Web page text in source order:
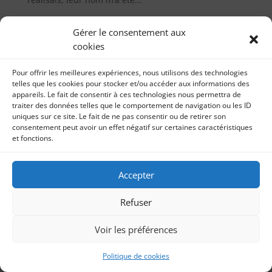
Gérer le consentement aux
cookies
Pour offrir les meilleures expériences, nous utilisons des technologies
telles que les cookies pour stocker et/ou accéder aux informations des
appareils. Le fait de consentir à ces technologies nous permettra de
traiter des données telles que le comportement de navigation ou les ID
uniques sur ce site. Le fait de ne pas consentir ou de retirer son
consentement peut avoir un effet négatif sur certaines caractéristiques
et fonctions.
Accepter
Refuser
Voir les préférences
Politique de cookies